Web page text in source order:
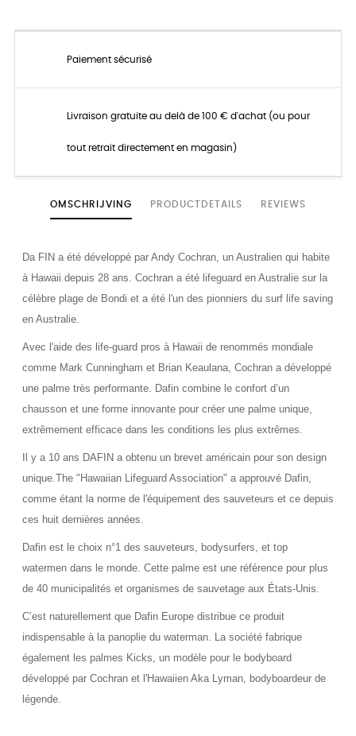
Paiement sécurisé
Livraison gratuite au delà de 100 € d'achat (ou pour
tout retrait directement en magasin)
OMSCHRIJVING PRODUCTDETAILS REVIEWS
Da FIN a été développé par Andy Cochran, un Australien qui habite
à Hawaii depuis 28 ans. Cochran a été lifeguard en Australie sur la
célèbre plage de Bondi et a été l'un des pionniers du surf life saving
en Australie.
Avec l'aide des life-guard pros à Hawaii de renommés mondiale
comme Mark Cunningham et Brian Keaulana, Cochran a développé
une palme très performante. Dafin combine le confort d’un
chausson et une forme innovante pour créer une palme unique,
extrêmement efficace dans les conditions les plus extrêmes.
Il y a 10 ans DAFIN a obtenu un brevet américain pour son design
unique.The "Hawaiian Lifeguard Association" a approuvé Dafin,
comme étant la norme de l'équipement des sauveteurs et ce depuis
ces huit dernières années.
Dafin est le choix n°1 des sauveteurs, bodysurfers, et top
watermen dans le monde. Cette palme est une référence pour plus
de 40 municipalités et organismes de sauvetage aux États-Unis.
C’est naturellement que Dafin Europe distribue ce produit
indispensable à la panoplie du waterman. La société fabrique
également les palmes Kicks, un modèle pour le bodyboard
développé par Cochran et l'Hawaiien Aka Lyman, bodyboardeur de
légende.